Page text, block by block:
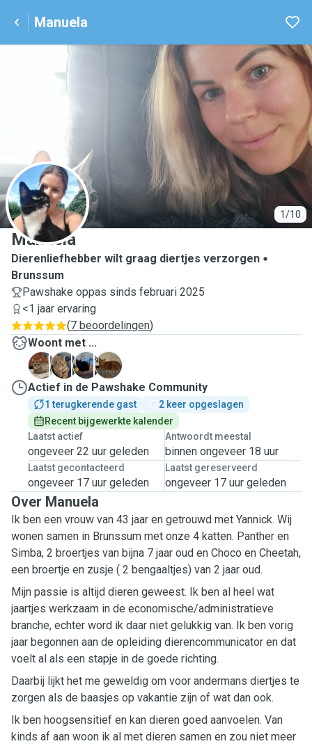
Manuela
1/10
M
Manuela
Dierenliefhebber wilt graag diertjes verzorgen
Brunssum
Pawshake oppas sinds februari 2025
<1 jaar ervaring
(7 beoordelingen)
Woont met ...
C
C P
S
Actief in de Pawshake Community
1 terugkerende gast
2 keer opgeslagen
Recent bijgewerkte kalender
Laatst actief
ongeveer 22 uur geleden
Antwoordt meestal
binnen ongeveer 18 uur
Laatst gecontacteerd
ongeveer 17 uur geleden
Laatst gereserveerd
ongeveer 17 uur geleden
Over Manuela
Ik ben een vrouw van 43 jaar en getrouwd met Yannick. Wij
wonen samen in Brunssum met onze 4 katten. Panther en
Simba, 2 broertjes van bijna 7 jaar oud en Choco en Cheetah,
een broertje en zusje ( 2 bengaaltjes) van 2 jaar oud.
Mijn passie is altijd dieren geweest. Ik ben al heel wat
jaartjes werkzaam in de economische/administratieve
branche, echter word ik daar niet gelukkig van. Ik ben vorig
jaar begonnen aan de opleiding dierencommunicator en dat
voelt al als een stapje in de goede richting.
Daarbij lijkt het me geweldig om voor andermans diertjes te
zorgen als de baasjes op vakantie zijn of wat dan ook.
Ik ben hoogsensitief en kan dieren goed aanvoelen. Van
kinds af aan woon ik al met dieren samen en zou niet meer